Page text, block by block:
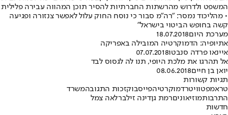
המשפט ולדרוש מהרשתות החברתיות להסיר תוכן המהווה עבירה פלילית
• מהליכוד נמסר: "רה"מ סבור כי נוסח החוק עלול לאפשר צנזורה ופגיעה
קשה בחופש הביטוי בישראל"
מערכת היום18.07.2018
אתיופיה: הדמוקרטיה המובילה באפריקה
איינאו פרדה סנבטו07.07.2018
אל תהרגו את מלכת היופי, תנו לה לגסוס לבד
יואן בן חיים08.06.2018
תגיות קשורות
טראמפטוויטרדמוקרטיהפייסבוקזכות התגובהמשרד
התרבותמוזיאוניםרמת גןדינה זילברלאה צמל
חדשות